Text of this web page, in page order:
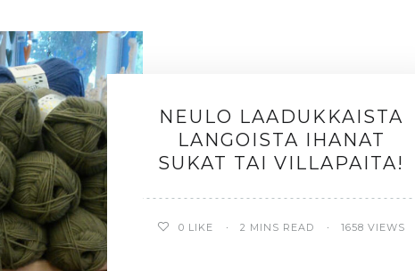
NEULO LAADUKKAISTA
LANGOISTA IHANAT
SUKAT TAI VILLAPAITA!
0 LIKE 2 MINS READ 1658 VIEWS